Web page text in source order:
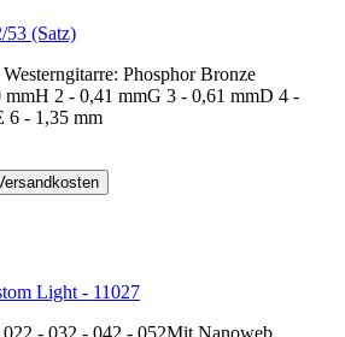
53 (Satz)
Phosphor Bronze
mmH 2 - 0,41 mmG 3 - 0,61 mmD 4 -
6 - 1,35 mm
Light - 11027